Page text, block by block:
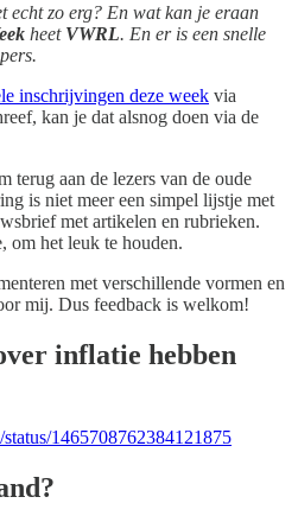
echt zo erg? En wat kan je eraan
heet VWRL. En er is een snelle
inschrijvingen deze week via
kan je dat alsnog doen via de
terug aan de lezers van de oude
is niet meer een simpel lijstje met
met artikelen en rubrieken.
om het leuk te houden.
met verschillende vormen en
mij. Dus feedback is welkom!
inflatie hebben
1465708762384121875